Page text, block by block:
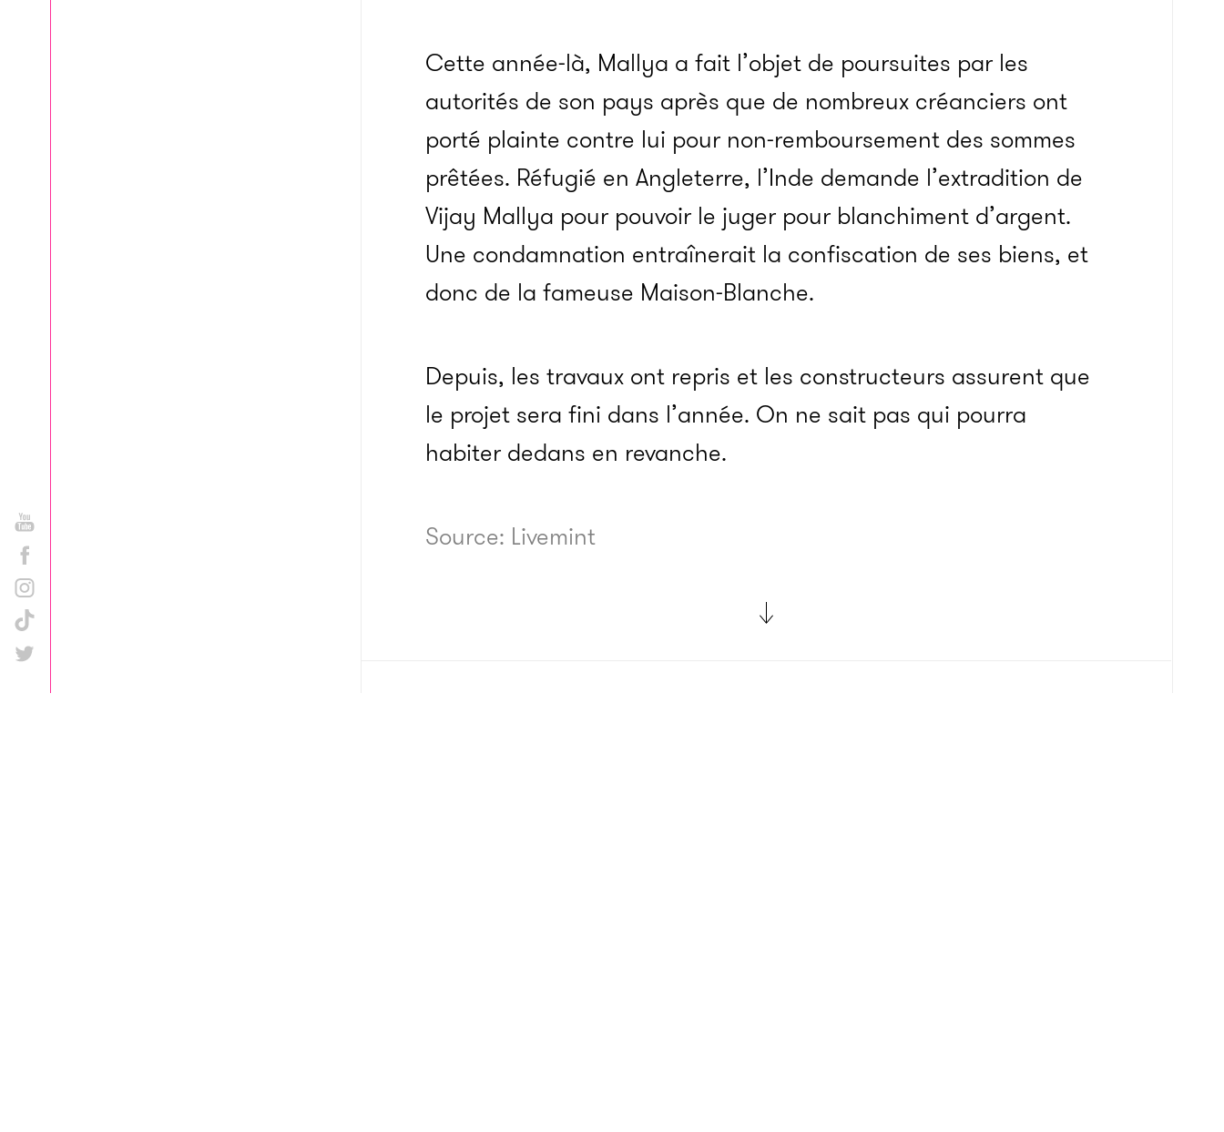
Cette année-là, Mallya a fait l’objet de poursuites par les
autorités de son pays après que de nombreux créanciers ont
porté plainte contre lui pour non-remboursement des sommes
prêtées. Réfugié en Angleterre, l’Inde demande l’extradition de
Vijay Mallya pour pouvoir le juger pour blanchiment d’argent.
Une condamnation entraînerait la confiscation de ses biens, et
donc de la fameuse Maison-Blanche.
Depuis, les travaux ont repris et les constructeurs assurent que
le projet sera fini dans l’année. On ne sait pas qui pourra
habiter dedans en revanche.
Source: Livemint